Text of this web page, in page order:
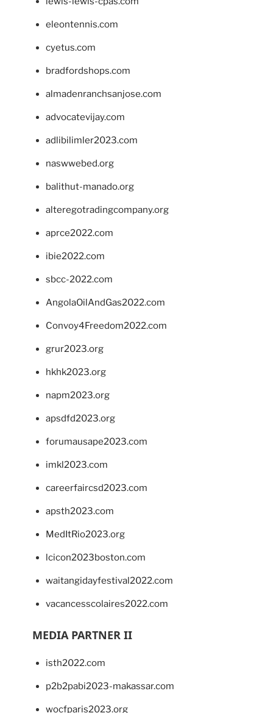
eleontennis.com
cyetus.com
bradfordshops.com
almadenranchsanjose.com
advocatevijay.com
adlibilimler2023.com
naswwebed.org
balithut-manado.org
alteregotradingcompany.org
aprce2022.com
ibie2022.com
sbcc-2022.com
AngolaOilAndGas2022.com
Convoy4Freedom2022.com
grur2023.org
hkhk2023.org
napm2023.org
apsdfd2023.org
forumausape2023.com
imkl2023.com
careerfaircsd2023.com
apsth2023.com
MedItRio2023.org
lcicon2023boston.com
waitangidayfestival2022.com
vacancesscolaires2022.com
MEDIA PARTNER II
isth2022.com
p2b2pabi2023-makassar.com
wocfparis2023.org